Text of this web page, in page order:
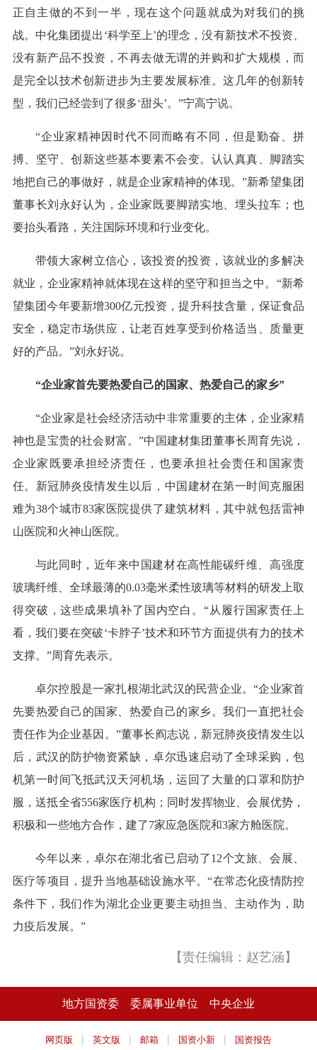
正自主做的不到一半，现在这个问题就成为对我们的挑
战。中化集团提出‘科学至上’的理念，没有新技术不投资、
没有新产品不投资，不再去做无谓的并购和扩大规模，而
是完全以技术创新进步为主要发展标准。这几年的创新转
型，我们已经尝到了很多‘甜头’。”宁高宁说。
“企业家精神因时代不同而略有不同，但是勤奋、拼
搏、坚守、创新这些基本要素不会变。认认真真、脚踏实
地把自己的事做好，就是企业家精神的体现。”新希望集团
董事长刘永好认为，企业家既要脚踏实地、埋头拉车；也
要抬头看路，关注国际环境和行业变化。
带领大家树立信心，该投资的投资，该就业的多解决
就业，企业家精神就体现在这样的坚守和担当之中。“新希
望集团今年要新增300亿元投资，提升科技含量，保证食品
安全，稳定市场供应，让老百姓享受到价格适当、质量更
好的产品。”刘永好说。
“企业家首先要热爱自己的国家、热爱自己的家乡”
“企业家是社会经济活动中非常重要的主体，企业家精
神也是宝贵的社会财富。”中国建材集团董事长周育先说，
企业家既要承担经济责任，也要承担社会责任和国家责
任。新冠肺炎疫情发生以后，中国建材在第一时间克服困
难为38个城市83家医院提供了建筑材料，其中就包括雷神
山医院和火神山医院。
与此同时，近年来中国建材在高性能碳纤维、高强度
玻璃纤维、全球最薄的0.03毫米柔性玻璃等材料的研发上取
得突破，这些成果填补了国内空白。“从履行国家责任上
看，我们要在突破‘卡脖子’技术和环节方面提供有力的技术
支撑。”周育先表示。
卓尔控股是一家扎根湖北武汉的民营企业。“企业家首
先要热爱自己的国家、热爱自己的家乡。我们一直把社会
责任作为企业基因。”董事长阎志说，新冠肺炎疫情发生以
后，武汉的防护物资紧缺，卓尔迅速启动了全球采购，包
机第一时间飞抵武汉天河机场，运回了大量的口罩和防护
服，送抵全省556家医疗机构；同时发挥物业、会展优势，
积极和一些地方合作，建了7家应急医院和3家方舱医院。
今年以来，卓尔在湖北省已启动了12个文旅、会展、
医疗等项目，提升当地基础设施水平。“在常态化疫情防控
条件下，我们作为湖北企业更要主动担当、主动作为，助
力疫后发展。”
【责任编辑：赵艺涵】
地方国资委 委属事业单位 中央企业
网页版 | 英文版 | 邮箱 | 国资小新 | 国资报告